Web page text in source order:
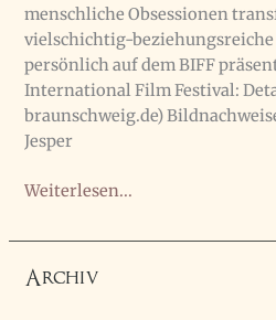
menschliche Obsessionen
vielschichtig-
persönlich auf dem BIFF
International Film Festival:
braunschweig.de)
Jesper
Werkstattgespräch
Peter
Strickland
(FLUX
Weiterlesen...
Archiv